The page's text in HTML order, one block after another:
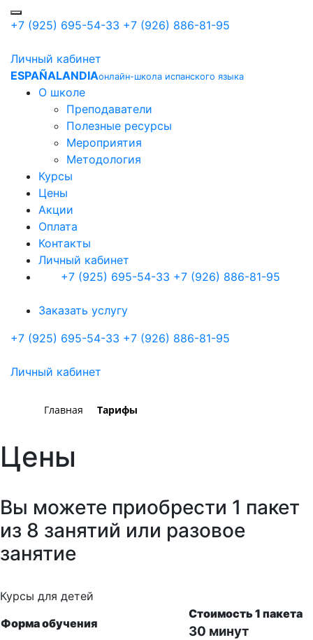
+7 (925) 695-54-33 +7 (926) 886-81-95
Личный кабинет
ESPAÑALANDIAонлайн-школа испанского языка
О школе
Преподаватели
Полезные ресурсы
Мероприятия
Методология
Курсы
Цены
Акции
Оплата
Контакты
Личный кабинет
+7 (925) 695-54-33 +7 (926) 886-81-95
Заказать услугу
+7 (925) 695-54-33 +7 (926) 886-81-95
Личный кабинет
Главная Тарифы
Цены
Вы можете приобрести 1 пакет
из 8 занятий или разовое
занятие
Курсы для детей
Форма обучения
Стоимость 1 пакета
30 минут